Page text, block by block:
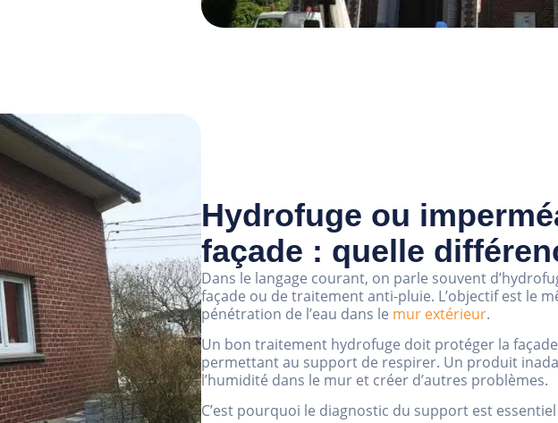
Hydrofuge ou
façade : quelle
Dans le langage courant, on parle souvent
façade ou de traitement anti-pluie. L’objectif est le
pénétration de l’eau dans le mur extérieur.
Un bon traitement hydrofuge doit protéger la
permettant au support de respirer. Un produit
l’humidité dans le mur et créer d’autres problèmes.
C’est pourquoi le diagnostic du support est